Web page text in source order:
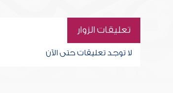
تعليقات الزوار
لا توجد تعليقات حتى الآن